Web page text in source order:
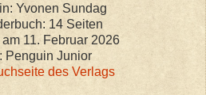
Yvonen Sundag
14 Seiten
11. Februar 2026
Penguin Junior
des Verlags